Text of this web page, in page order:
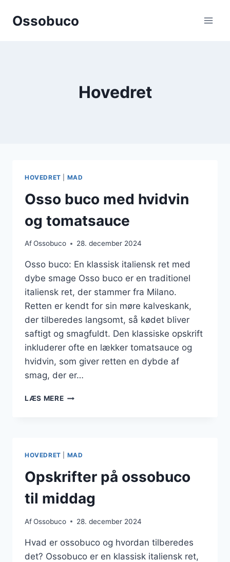
Ossobuco
Hovedret
HOVEDRET MAD
Osso buco med hvidvin
og tomatsauce
AfOssobuco 28. december 2024
Osso buco: En klassisk italiensk ret med
dybe smage Osso buco er en traditionel
italiensk ret, der stammer fra Milano.
Retten er kendt for sin møre kalveskank,
der tilberedes langsomt, så kødet bliver
saftigt og smagfuldt. Den klassiske opskrift
inkluderer ofte en lækker tomatsauce og
hvidvin, som giver retten en dybde af
smag, der er…
LÆS MEREOSSO
TOMATSAUCE
HOVEDRET MAD
Opskrifter på ossobuco
til middag
AfOssobuco 28. december 2024
Hvad er ossobuco og hvordan tilberedes
det? Ossobuco er en klassisk italiensk ret,